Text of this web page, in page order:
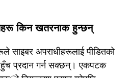
किन खतरनाक हुन्छन्
साइबर अपराधीहरूलाई पीडितको
प्रदान गर्न सक्छन्। एकपटक